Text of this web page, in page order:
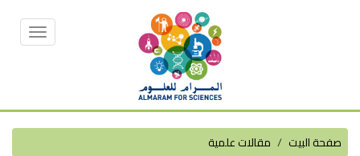
Toggle
صفحة البيت مقالات علمية